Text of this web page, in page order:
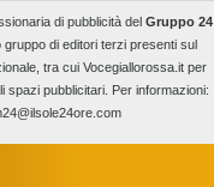
di pubblicità del Gruppo 24
di editori terzi presenti sul
tra cui Vocegiallorossa.it per
spazi pubblicitari. Per informazioni: